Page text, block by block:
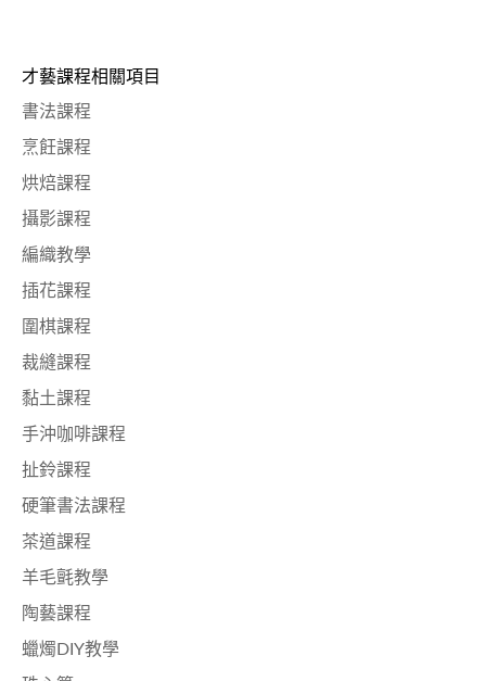
才藝課程相關項目
書法課程
烹飪課程
烘焙課程
攝影課程
編織教學
插花課程
圍棋課程
裁縫課程
黏土課程
手沖咖啡課程
扯鈴課程
硬筆書法課程
茶道課程
羊毛氈教學
陶藝課程
蠟燭DIY教學